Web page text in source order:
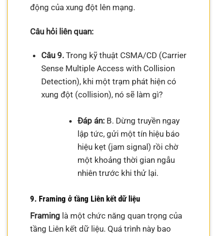
động của xung đột lên mạng.
Câu hỏi liên quan:
Câu 9.Trong kỹ thuật CSMA/CD (Carrier
Sense Multiple Access with Collision
Detection), khi một trạm phát hiện có
xung đột (collision), nó sẽ làm gì?
Đáp án:B. Dừng truyền ngay
lập tức, gửi một tín hiệu báo
hiệu kẹt (jam signal) rồi chờ
một khoảng thời gian ngẫu
nhiên trước khi thử lại.
9. Framing ở tầng Liên kết dữ liệu
Framing là một chức năng quan trọng của
tầng Liên kết dữ liệu. Quá trình này bao